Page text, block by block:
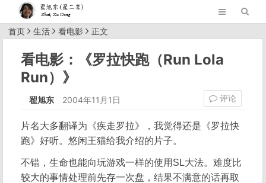
首页 生活 看电影 正文
看电影：《罗拉快跑（Run Lola
Run）》
翟旭东 2004年11月1日 评论
片名大多翻译为《疾走罗拉》，我觉得还是《罗拉快
跑》好听。悠闲王猫给我介绍的片子。
不错，生命也能向玩游戏一样的使用SL大法。难度比
较大的事情处理前先存一次盘，结果不满意的话再取